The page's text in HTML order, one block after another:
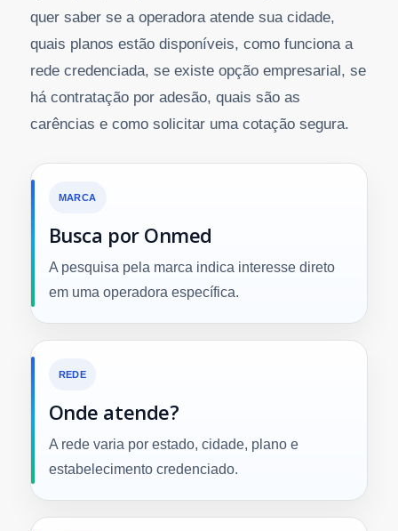
quer saber se a operadora atende sua cidade,
quais planos estão disponíveis, como funciona a
rede credenciada, se existe opção empresarial, se
há contratação por adesão, quais são as
carências e como solicitar uma cotação segura.
MARCA
Busca por Onmed
A pesquisa pela marca indica interesse direto
em uma operadora específica.
REDE
Onde atende?
A rede varia por estado, cidade, plano e
estabelecimento credenciado.